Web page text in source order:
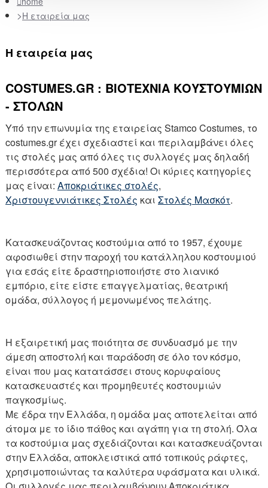
Η εταιρεία μας
Η εταιρεία μας
COSTUMES.GR : ΒΙΟΤΕΧΝΙΑ ΚΟΥΣΤΟΥΜΙΩΝ
- ΣΤΟΛΩΝ
Υπό την επωνυμία της εταιρείας Stamco Costumes, το
costumes.gr έχει σχεδιαστεί και περιλαμβάνει όλες
τις στολές μας από όλες τις συλλογές μας δηλαδή
περισσότερα από 500 σχέδια! Οι κύριες κατηγορίες
μας είναι: Αποκριάτικες στολές,
Χριστουγεννιάτικες Στολές και Στολές Μασκότ.
Κατασκευάζοντας κοστούμια από το 1957, έχουμε
αφοσιωθεί στην παροχή του κατάλληλου κοστουμιού
για εσάς είτε δραστηριοποιήστε στο λιανικό
εμπόριο, είτε είστε επαγγελματίας, θεατρική
ομάδα, σύλλογος ή μεμονωμένος πελάτης.
Η εξαιρετική μας ποιότητα σε συνδυασμό με την
άμεση αποστολή και παράδοση σε όλο τον κόσμο,
είναι που μας κατατάσσει στους κορυφαίους
κατασκευαστές και προμηθευτές κοστουμιών
παγκοσμίως.
Με έδρα την Ελλάδα, η ομάδα μας αποτελείται από
άτομα με το ίδιο πάθος και αγάπη για τη στολή. Όλα
τα κοστούμια μας σχεδιάζονται και κατασκευάζονται
στην Ελλάδα, αποκλειστικά από τοπικούς ράφτες,
χρησιμοποιώντας τα καλύτερα υφάσματα και υλικά.